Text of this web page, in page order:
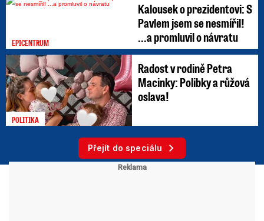
EPICENTRUM
Kalousek o prezidentovi: S
Pavlem jsem se nesmířil!
...a promluvil o návratu
POLITIKA
Radost v rodině Petra
Macinky: Polibky a růžová
oslava!
Přejít do speciálu